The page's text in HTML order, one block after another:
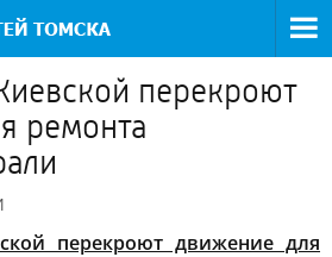
перекроют
ремонта
перекроют движение для